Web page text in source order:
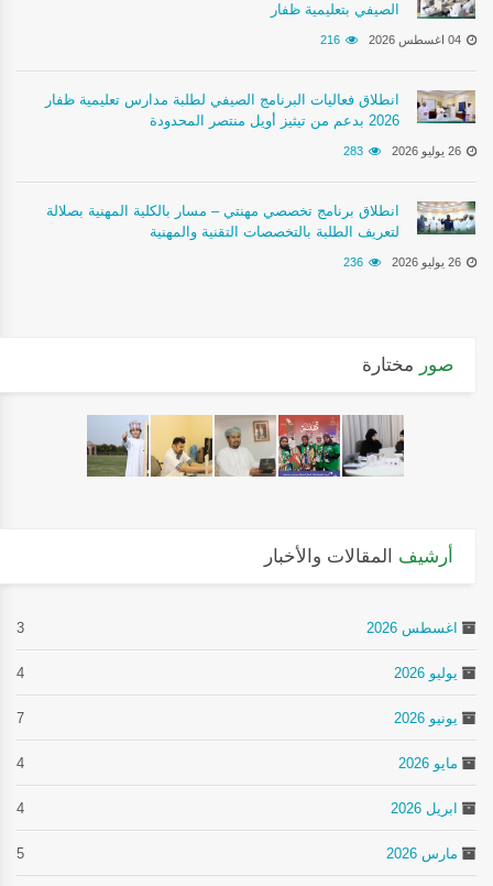
الصيفي بتعليمية ظفار
04 اغسطس 2026 216
انطلاق فعاليات البرنامج الصيفي لطلبة مدارس تعليمية ظفار
2026 بدعم من تيثيز أويل منتصر المحدودة
26 يوليو 2026 283
انطلاق برنامج تخصصي مهنتي – مسار بالكلية المهنية بصلالة
لتعريف الطلبة بالتخصصات التقنية والمهنية
26 يوليو 2026 236
صور مختارة
أرشيف المقالات والأخبار
اغسطس 2026 3
يوليو 2026 4
يونيو 2026 7
مايو 2026 4
ابريل 2026 4
مارس 2026 5